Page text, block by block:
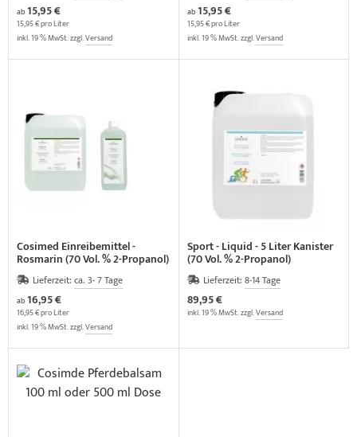
ab15,95 €
15,95 € pro Liter
inkl. 19 % MwSt. zzgl.Versand
ab15,95 €
15,95 € pro Liter
inkl. 19 % MwSt. zzgl.Versand
Cosimed Einreibemittel -
Rosmarin (70 Vol. % 2-Propanol)
Lieferzeit: ca. 3- 7 Tage
ab16,95 €
16,95 € pro Liter
inkl. 19 % MwSt. zzgl.Versand
Sport - Liquid - 5 Liter Kanister
(70 Vol. % 2-Propanol)
Lieferzeit: 8-14 Tage
89,95 €
inkl. 19 % MwSt. zzgl.Versand